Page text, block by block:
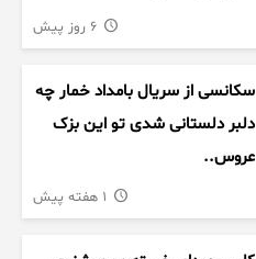
سکانسی از سریال بامداد خمار چه
دلبر دلستانی شدی تو این بزک
عروس..